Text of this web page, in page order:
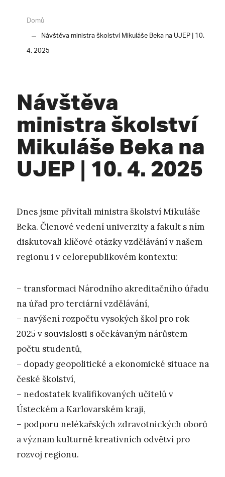
Domů
Návštěva ministra školství Mikuláše Beka na UJEP | 10.
4. 2025
Návštěva
ministra školství
Mikuláše Beka na
UJEP | 10. 4. 2025
Dnes jsme přivítali ministra školství Mikuláše
Beka. Členové vedení univerzity a fakult s ním
diskutovali klíčové otázky vzdělávání v našem
regionu i v celorepublikovém kontextu:
– transformaci Národního akreditačního úřadu
na úřad pro terciární vzdělávání,
– navýšení rozpočtu vysokých škol pro rok
2025 v souvislosti s očekávaným nárůstem
počtu studentů,
– dopady geopolitické a ekonomické situace na
české školství,
– nedostatek kvalifikovaných učitelů v
Ústeckém a Karlovarském kraji,
– podporu nelékařských zdravotnických oborů
a význam kulturně kreativních odvětví pro
rozvoj regionu.